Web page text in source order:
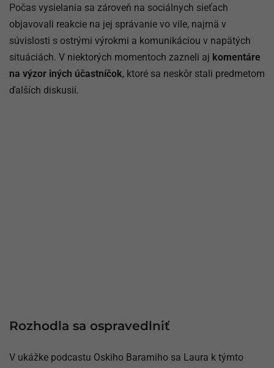
Počas vysielania sa zároveň na sociálnych sieťach
objavovali reakcie na jej správanie vo vile, najmä v
súvislosti s ostrými výrokmi a komunikáciou v napätých
situáciách. V niektorých momentoch zazneli aj komentáre
na výzor iných účastníčok, ktoré sa neskôr stali predmetom
ďalších diskusií.
Rozhodla sa ospravedlniť
V ukážke podcastu Oskiho Baramiho sa Laura k týmto